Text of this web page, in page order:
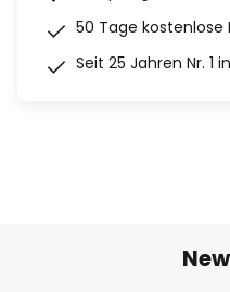
50 Tage kostenlose
Seit 25 Jahren Nr. 1